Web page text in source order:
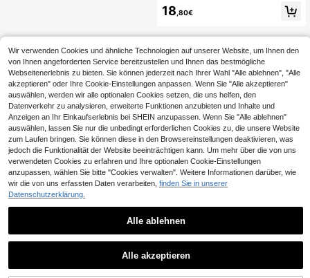
18 ,80€
Wir verwenden Cookies und ähnliche Technologien auf unserer Website, um Ihnen den
von Ihnen angeforderten Service bereitzustellen und Ihnen das bestmögliche
Webseitenerlebnis zu bieten. Sie können jederzeit nach Ihrer Wahl "Alle ablehnen", "Alle
akzeptieren" oder Ihre Cookie-Einstellungen anpassen. Wenn Sie "Alle akzeptieren"
auswählen, werden wir alle optionalen Cookies setzen, die uns helfen, den
Datenverkehr zu analysieren, erweiterte Funktionen anzubieten und Inhalte und
Anzeigen an Ihr Einkaufserlebnis bei SHEIN anzupassen. Wenn Sie "Alle ablehnen"
auswählen, lassen Sie nur die unbedingt erforderlichen Cookies zu, die unsere Website
zum Laufen bringen. Sie können diese in den Browsereinstellungen deaktivieren, was
jedoch die Funktionalität der Website beeinträchtigen kann. Um mehr über die von uns
verwendeten Cookies zu erfahren und Ihre optionalen Cookie-Einstellungen
anzupassen, wählen Sie bitte "Cookies verwalten". Weitere Informationen darüber, wie
wir die von uns erfassten Daten verarbeiten, finden Sie in unserer
Datenschutzerklärung.
Alle ablehnen
Alle akzeptieren